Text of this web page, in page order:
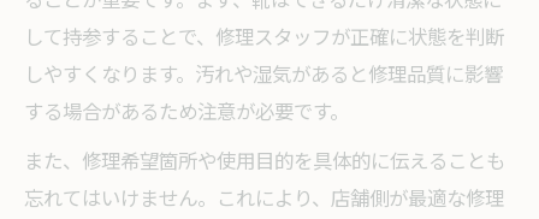
して持参することで、修理スタッフが正確に状態を判断
しやすくなります。汚れや湿気があると修理品質に影響
する場合があるため注意が必要です。
また、修理希望箇所や使用目的を具体的に伝えることも
忘れてはいけません。これにより、店舗側が最適な修理